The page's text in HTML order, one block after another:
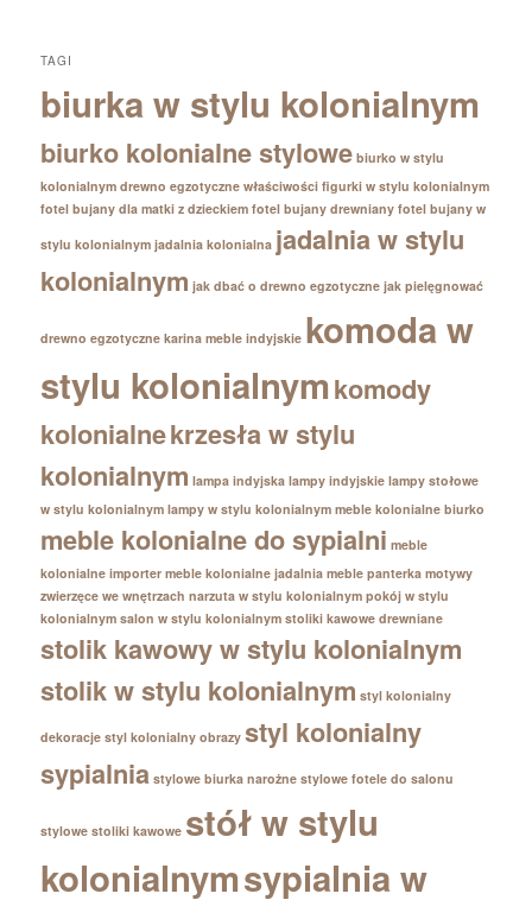
TAGI
biurka w stylu kolonialnym
biurko kolonialne stylowe biurko w stylu
kolonialnym drewno egzotyczne właściwości figurki w stylu kolonialnym
fotel bujany dla matki z dzieckiem fotel bujany drewniany fotel bujany w
stylu kolonialnym jadalnia kolonialna jadalnia w stylu
kolonialnym jak dbać o drewno egzotyczne jak pielęgnować
drewno egzotyczne karina meble indyjskie komoda w
stylu kolonialnymkomody
kolonialnekrzesła w stylu
kolonialnym lampa indyjska lampy indyjskie lampy stołowe
w stylu kolonialnym lampy w stylu kolonialnym meble kolonialne biurko
meble kolonialne do sypialni meble
kolonialne importer meble kolonialne jadalnia meble panterka motywy
zwierzęce we wnętrzach narzuta w stylu kolonialnym pokój w stylu
kolonialnym salon w stylu kolonialnym stoliki kawowe drewniane
stolik kawowy w stylu kolonialnym
stolik w stylu kolonialnym styl kolonialny
dekoracje styl kolonialny obrazy styl kolonialny
sypialnia stylowe biurka narożne stylowe fotele do salonu
stylowe stoliki kawowe stół w stylu
kolonialnymsypialnia w